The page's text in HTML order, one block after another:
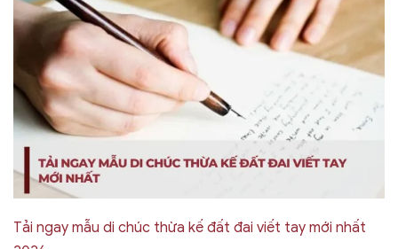
Tải ngay mẫu di chúc thừa kế đất đai viết tay mới nhất